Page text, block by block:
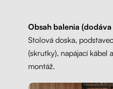
Obsah balenia
Stolová doska,
(skrutky), napájací kábel
montáž.